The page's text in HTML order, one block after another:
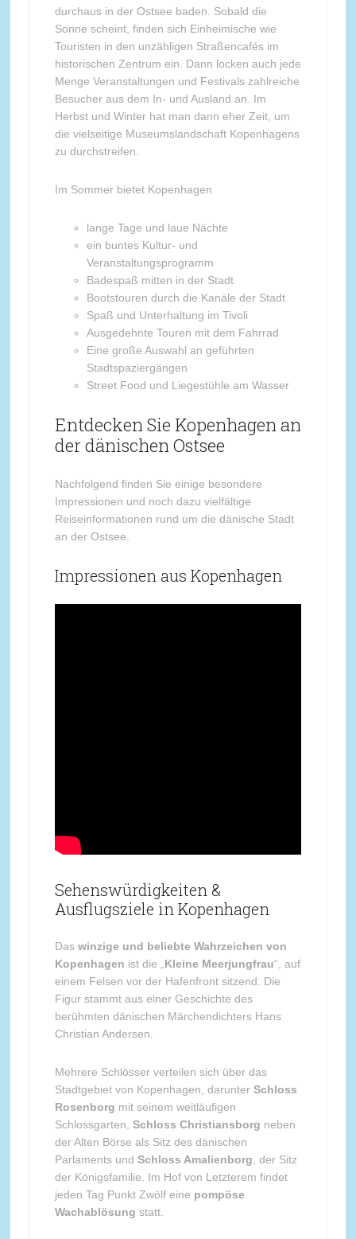
durchaus in der Ostsee baden. Sobald die
Sonne scheint, finden sich Einheimische wie
Touristen in den unzähligen Straßencafés im
historischen Zentrum ein. Dann locken auch jede
Menge Veranstaltungen und Festivals zahlreiche
Besucher aus dem In- und Ausland an. Im
Herbst und Winter hat man dann eher Zeit, um
die vielseitige Museumslandschaft Kopenhagens
zu durchstreifen.
Im Sommer bietet Kopenhagen
lange Tage und laue Nächte
ein buntes Kultur- und
Veranstaltungsprogramm
Badespaß mitten in der Stadt
Bootstouren durch die Kanäle der Stadt
Spaß und Unterhaltung im Tivoli
Ausgedehnte Touren mit dem Fahrrad
Eine große Auswahl an geführten
Stadtspaziergängen
Street Food und Liegestühle am Wasser
Entdecken Sie Kopenhagen an
der dänischen Ostsee
Nachfolgend finden Sie einige besondere
Impressionen und noch dazu vielfältige
Reiseinformationen rund um die dänische Stadt
an der Ostsee.
Impressionen aus Kopenhagen
Sehenswürdigkeiten &
Ausflugsziele in Kopenhagen
Das winzige und beliebte Wahrzeichen von
Kopenhagen ist die „ Kleine Meerjungfrau“, auf
einem Felsen vor der Hafenfront sitzend. Die
Figur stammt aus einer Geschichte des
berühmten dänischen Märchendichters Hans
Christian Andersen.
Mehrere Schlösser verteilen sich über das
Stadtgebiet von Kopenhagen, darunter Schloss
Rosenborg mit seinem weitläufigen
Schlossgarten, Schloss Christiansborg neben
der Alten Börse als Sitz des dänischen
Parlaments und Schloss Amalienborg , der Sitz
der Königsfamilie. Im Hof von Letzterem findet
jeden Tag Punkt Zwölf eine pompöse
Wachablösung statt.